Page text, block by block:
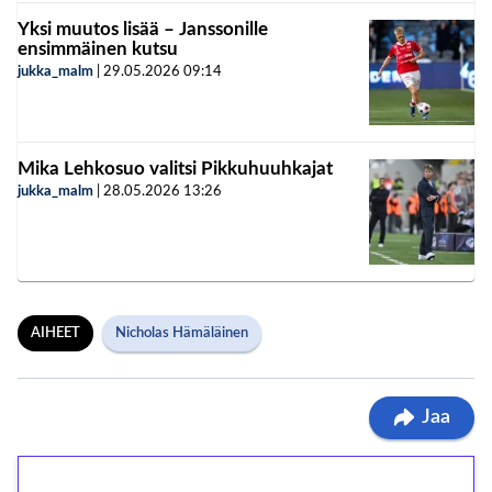
Yksi muutos lisää – Janssonille
ensimmäinen kutsu
jukka_malm 29.05.2026 09:14
Mika Lehkosuo valitsi Pikkuhuuhkajat
jukka_malm 28.05.2026 13:26
AIHEET Nicholas Hämäläinen
Jaa